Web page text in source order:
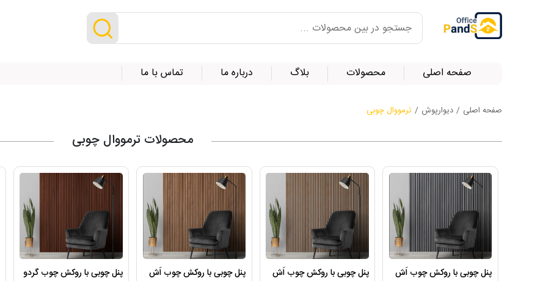
صفحه اصلی محصولات بلاگ درباره ما تماس با ما
صفحه اصلی / دیوارپوش / ترمووال چوبی
محصولات ترمووال چوبی
پنل چوبی با روکش چوب اَش
پنل چوبی با روکش چوب اَش
پنل چوبی با روکش چوب اَش
پنل چوبی با روکش چوب گردو